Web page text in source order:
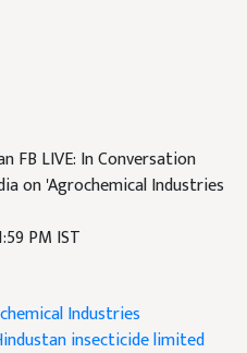
FB LIVE: In Conversation
on 'Agrochemical Industries
PM IST
Industries
insecticide limited